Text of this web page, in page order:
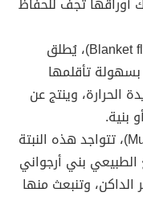
Blanket flowers)، يُطلق
بسهولة تأقلمها
الحرارة، وينتج عن
بنية.
Musk Rose)، تتواجد هذه النبتة
بني أرجواني
وتنبعث منها